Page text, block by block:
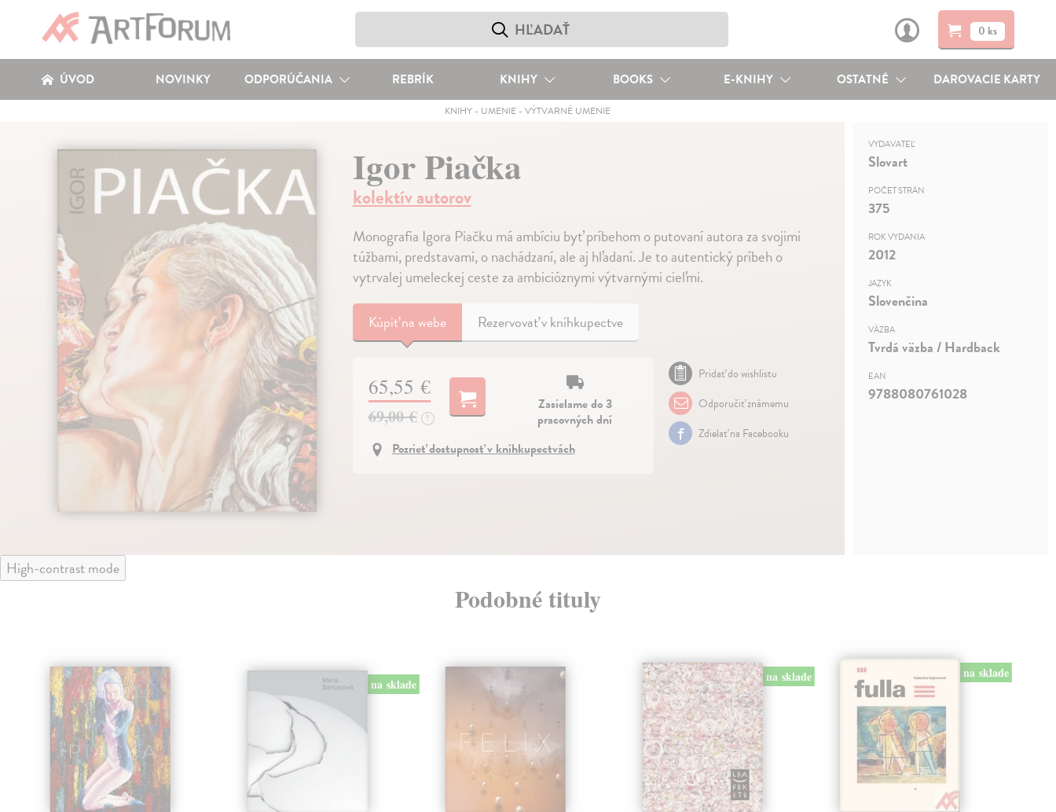
0 ks
ÚVOD NOVINKY ODPORÚČANIA REBRÍK KNIHY BOOKS E-KNIHY OSTATNÉ DAROVACIE KARTY
KNIHY - UMENIE -VÝTVARNÉ UMENIE
Igor Piačka
kolektív autorov
Monografia Igora Piačku má ambíciu byť príbehom o putovaní autora za svojimi
túžbami, predstavami, o nachádzaní, ale aj hľadaní. Je to autentický príbeh o
vytrvalej umeleckej ceste za ambicióznymi výtvarnými cieľmi.
Kúpiťna webe Rezervovať v kníhkupectve
65,55 €
69,00 € ?
Zasielame do 3
pracovných dní
Pozrieť dostupnosť v kníhkupectvách
Pridať do wishlistu
Odporučiť známemu
Zdielať na Facebooku
VYDAVATEĽ
Slovart
POČET STRÁN
375
ROK VYDANIA
2012
JAZYK
Slovenčina
VÄZBA
Tvrdá väzba / Hardback
EAN
9788080761028
High-contrast mode
Podobné tituly
na sklade na sklade na sklade